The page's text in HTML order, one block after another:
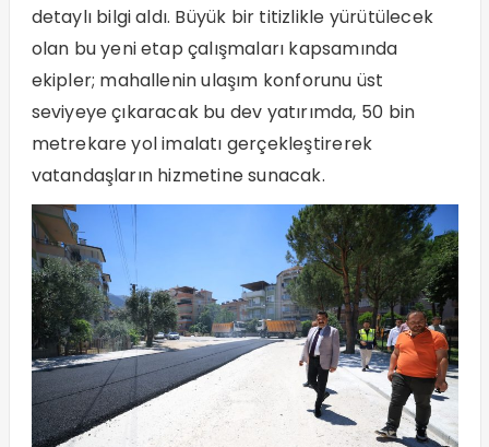
detaylı bilgi aldı. Büyük bir titizlikle yürütülecek
olan bu yeni etap çalışmaları kapsamında
ekipler; mahallenin ulaşım konforunu üst
seviyeye çıkaracak bu dev yatırımda, 50 bin
metrekare yol imalatı gerçekleştirerek
vatandaşların hizmetine sunacak.